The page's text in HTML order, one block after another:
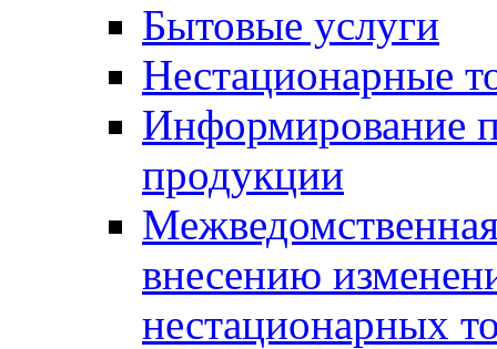
Бытовые услуги
Нестационарные
Информирование
продукции
внесению
нестационарных